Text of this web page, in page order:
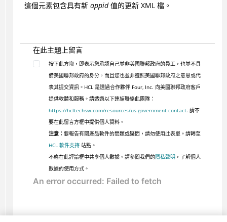
這個元素包含具有新 appid值的更新 XML 檔。
在此主題上留言
按下此方塊，即表示您承認自己並非美國聯邦政府的員工，也並不具
備美國聯邦政府的身分，而且您也並非遵照美國聯邦政府之意思或代
表其提交資訊。HCL 是透過合作夥伴 Four, Inc. 向美國聯邦政府客戶
提供軟體和服務。請透過以下連結聯絡此團隊：
https://hcltechsw.com/resources/us-government-contact. 請不
要在此留言方框中提供個人資料。
注意： 要報告有關產品軟件的問題或疑問，請勿使用此表單。請轉至
HCL 軟件支持站點。
不應在此評論框中共享個人數據。請參閱我們的隱私聲明 ，了解個人
數據的使用方式。